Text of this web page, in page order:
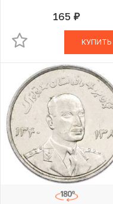
165 руб.В КОРЗИНЕ
КУПИТЬ